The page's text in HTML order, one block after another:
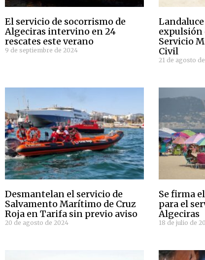
El servicio de socorrismo de
Algeciras intervino en 24
rescates este verano
9 de septiembre de 2024
expulsión
Servicio
Civil
21 de agosto
Desmantelan el servicio de
Salvamento Marítimo de Cruz
Roja en Tarifa sin previo aviso
20 de agosto de 2024
Se firma
para el
Algeciras
18 de julio de